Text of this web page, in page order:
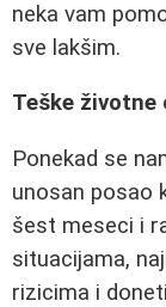
neka vam
sve lakšim.
Teške životne
Ponekad se
unosan posao
šest meseci i
situacijama,
rizicima i